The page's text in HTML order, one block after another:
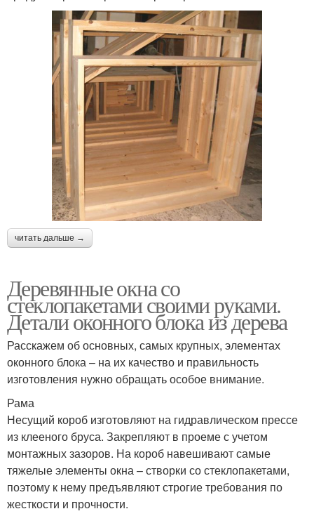
читать дальше →
Деревянные окна со
стеклопакетами своими руками.
Детали оконного блока из дерева
Расскажем об основных, самых крупных, элементах
оконного блока – на их качество и правильность
изготовления нужно обращать особое внимание.
Рама
Несущий короб изготовляют на гидравлическом прессе
из клееного бруса. Закрепляют в проеме с учетом
монтажных зазоров. На короб навешивают самые
тяжелые элементы окна – створки со стеклопакетами,
поэтому к нему предъявляют строгие требования по
жесткости и прочности.